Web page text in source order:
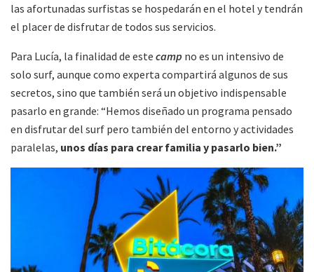
las afortunadas surfistas se hospedarán en el hotel y tendrán
el placer de disfrutar de todos sus servicios.
Para Lucía, la finalidad de este camp no es un intensivo de
solo surf, aunque como experta compartirá algunos de sus
secretos, sino que también será un objetivo indispensable
pasarlo en grande: “Hemos diseñado un programa pensado
en disfrutar del surf pero también del entorno y actividades
paralelas, unos días para crear familia y pasarlo bien.”